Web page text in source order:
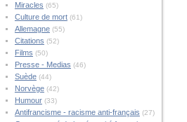
Miracles (65)
Culture de mort(61)
Allemagne(55)
Citations (52)
Films (50)
Presse - Medias (46)
Suède(44)
Norvège(42)
Humour(33)
Antifrancisme - racisme anti-français (27)